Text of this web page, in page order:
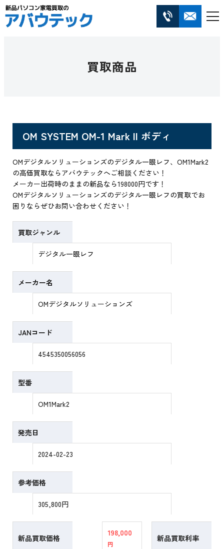
買取商品
OM SYSTEM OM-1 Mark II ボディ
OMデジタルソリューションズのデジタル一眼レフ、OM1Mark2
の高価買取ならアバウテックへご相談ください！
メーカー出荷時のままの新品なら198000円です！
OMデジタルソリューションズのデジタル一眼レフの買取でお
困りならぜひお問い合わせください！
買取ジャンル
デジタル一眼レフ
メーカー名
OMデジタルソリューションズ
JANコード
4545350056056
型番
OM1Mark2
発売日
2024-02-23
参考価格
305,800円
新品買取価格
198,000
円
新品買取利率